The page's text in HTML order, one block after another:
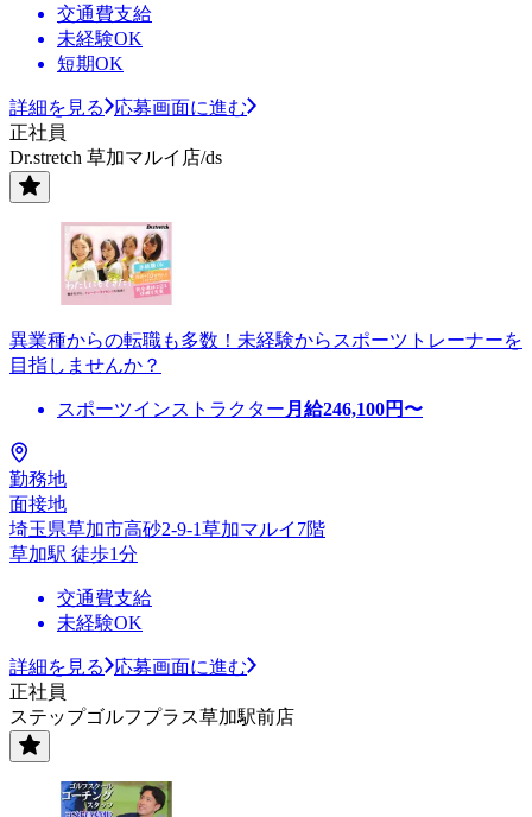
交通費支給
未経験OK
短期OK
詳細を見る
応募画面に進む
正社員
Dr.stretch 草加マルイ店/ds
異業種からの転職も多数！未経験からスポーツトレーナーを
目指しませんか？
スポーツインストラクター 月給246,100円〜
勤務地
面接地
埼玉県草加市高砂2-9-1草加マルイ7階
草加駅 徒歩1分
交通費支給
未経験OK
詳細を見る
応募画面に進む
正社員
ステップゴルフプラス草加駅前店